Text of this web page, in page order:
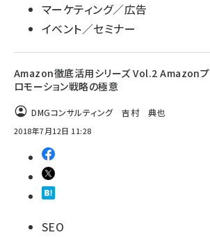
マーケティング／広告
イベント／セミナー
Amazon徹底活用シリーズ Vol.2 Amazonプ
ロモーション戦略の極意
DMGコンサルティング 吉村 典也
2018年7月12日 11:28
SEO